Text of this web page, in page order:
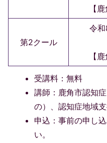
【
第2クール
令和
【
受講料：無料
講師：鹿角市認知
の）、認知症地域
申込：事前の申し
い。